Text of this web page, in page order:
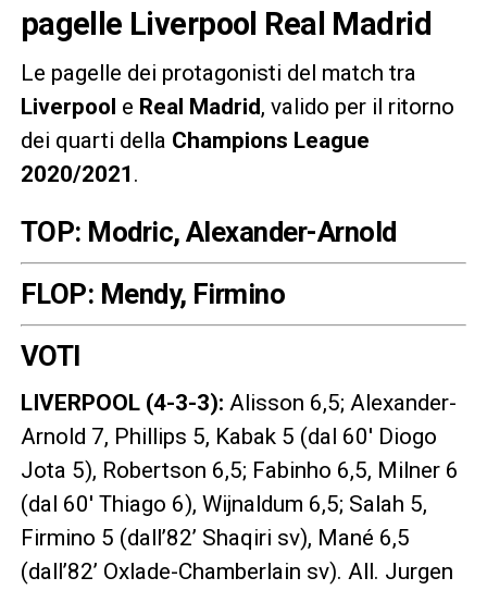
pagelle Liverpool Real Madrid
Le pagelle dei protagonisti del match tra
Liverpool e Real Madrid, valido per il ritorno
dei quarti della Champions League
2020/2021 .
TOP: Modric, Alexander-Arnold
FLOP: Mendy, Firmino
VOTI
LIVERPOOL (4-3-3): Alisson 6,5; Alexander-
Arnold 7, Phillips 5, Kabak 5 (dal 60′ Diogo
Jota 5), Robertson 6,5; Fabinho 6,5, Milner 6
(dal 60′ Thiago 6), Wijnaldum 6,5; Salah 5,
Firmino 5 (dall’82’ Shaqiri sv), Mané 6,5
(dall’82’ Oxlade-Chamberlain sv). All. Jurgen